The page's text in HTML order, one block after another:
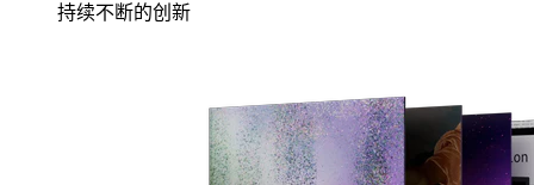
持续不断的创新